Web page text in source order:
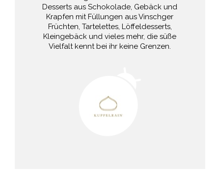
Desserts aus Schokolade, Gebäck und
Krapfen mit Füllungen aus Vinschger
Früchten, Tartelettes, Löffeldesserts,
Kleingebäck und vieles mehr, die süße
Vielfalt kennt bei ihr keine Grenzen.